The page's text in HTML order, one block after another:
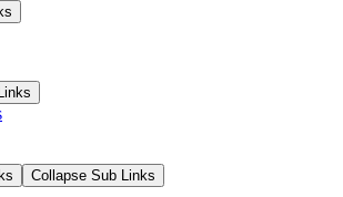
Collapse Sub Links